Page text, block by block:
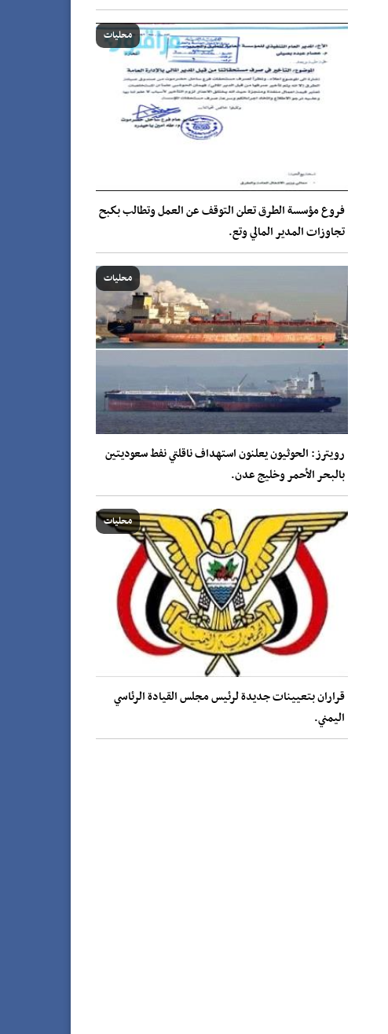
محليات
فروع مؤسسة الطرق تعلن التوقف عن العمل وتطالب بكبح
تجاوزات المدير المالي وتع.
محليات
رويترز: الحوثيون يعلنون استهداف ناقلتي نفط سعوديتين
بالبحر الأحمر وخليج عدن.
محليات
قراران بتعيينات جديدة لرئيس مجلس القيادة الرئاسي
اليمني.